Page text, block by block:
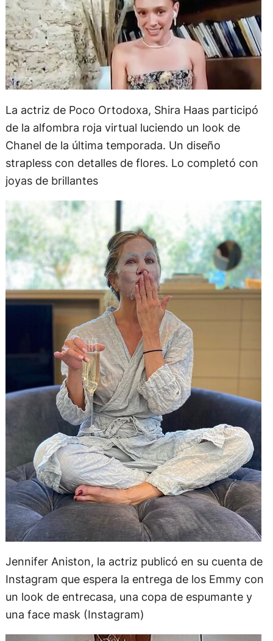
La actriz de Poco Ortodoxa, Shira Haas participó
de la alfombra roja virtual luciendo un look de
Chanel de la última temporada. Un diseño
strapless con detalles de flores. Lo completó con
joyas de brillantes
Jennifer Aniston, la actriz publicó en su cuenta de
Instagram que espera la entrega de los Emmy con
un look de entrecasa, una copa de espumante y
una face mask (Instagram)